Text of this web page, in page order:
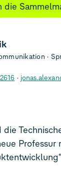
die
Professur